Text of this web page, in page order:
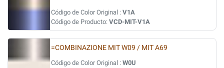
Código de Color Original : V1A
Código de Producto: VCD-MIT-V1A
=COMBINAZIONE MIT W09 / MIT A69
Código de Color Original : W0U